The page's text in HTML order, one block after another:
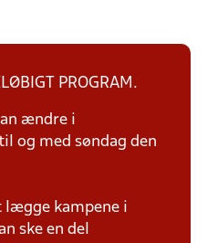
PROGRAM.
ændre i
og med søndag den
lægge kampene i
ske en del